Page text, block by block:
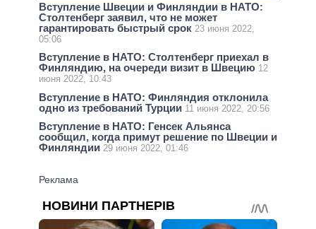
Вступление Швеции и Финляндии в НАТО:
Столтенберг заявил, что не может
гарантировать быстрый срок 23 июня 2022,
05:06
Вступление в НАТО: Столтенберг приехал в
Финляндию, на очереди визит в Швецию 12
июня 2022, 10:43
Вступление в НАТО: Финляндия отклонила
одно из требований Турции 11 июня 2022, 20:56
Вступление в НАТО: Генсек Альянса
сообщил, когда примут решение по Швеции и
Финляндии 29 июня 2022, 01:46